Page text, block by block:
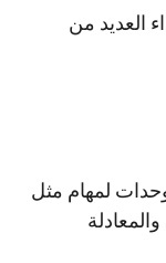
العديد من
لمهام مثل